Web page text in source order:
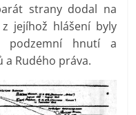
strany dodal na
jejíhož hlášení byly
podzemní hnutí a
Rudého práva.